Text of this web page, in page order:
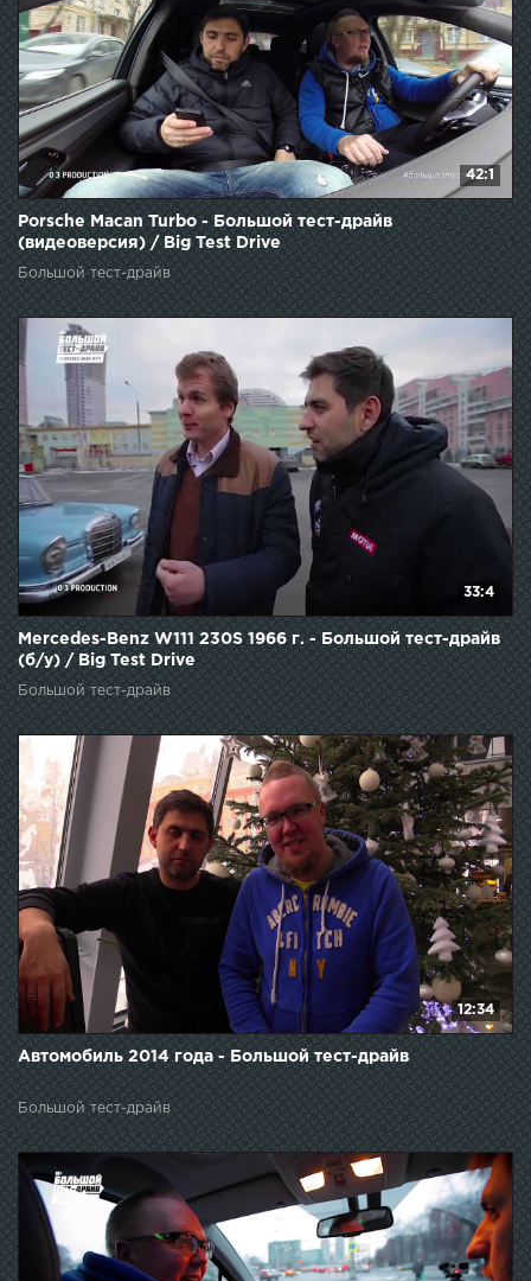
42:1
Porsche Macan Turbo - Большой тест-драйв
(видеоверсия) / Big Test Drive
Большой тест-драйв
33:4
Mercedes-Benz W111 230S 1966 г. - Большой тест-драйв
(б/у) / Big Test Drive
Большой тест-драйв
12:34
Автомобиль 2014 года - Большой тест-драйв
Большой тест-драйв